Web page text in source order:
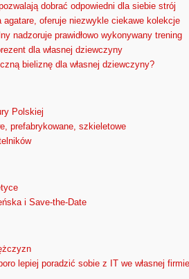
dobrać odpowiedni dla siebie strój
agatare, oferuje niezwykle ciekawe kolekcje
nadzoruje prawidłowo wykonywany trening
dla własnej dziewczyny
bieliznę dla własnej dziewczyny?
Polskiej
prefabrykowane, szkieletowe
i Save-the-Date
lepiej poradzić sobie z IT we własnej